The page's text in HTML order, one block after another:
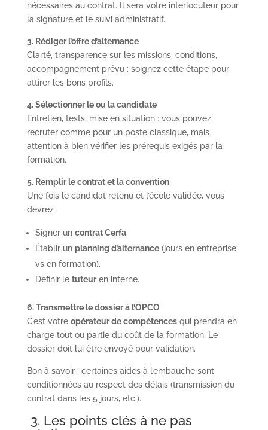
nécessaires au contrat. Il sera votre interlocuteur pour
la signature et le suivi administratif.
3. Rédiger l’offre d’alternance
Clarté, transparence sur les missions, conditions,
accompagnement prévu : soignez cette étape pour
attirer les bons profils.
4. Sélectionner le ou la candidate
Entretien, tests, mise en situation : vous pouvez
recruter comme pour un poste classique, mais
attention à bien vérifier les prérequis exigés par la
formation.
5. Remplir le contrat et la convention
Une fois le candidat retenu et l’école validée, vous
devrez :
Signer un contrat Cerfa,
Établir un planning d’alternance(jours en entreprise
vs en formation),
Définir le tuteuren interne.
6. Transmettre le dossier à l’OPCO
C’est votre opérateur de compétencesqui prendra en
charge tout ou partie du coût de la formation. Le
dossier doit lui être envoyé pour validation.
Bon à savoir : certaines aides à l’embauche sont
conditionnées au respect des délais (transmission du
contrat dans les 5 jours, etc.).
3. Les points clés à ne pas